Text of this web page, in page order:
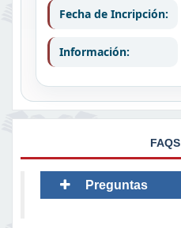
Fecha de Incripción:
Información:
FAQS
Preguntas